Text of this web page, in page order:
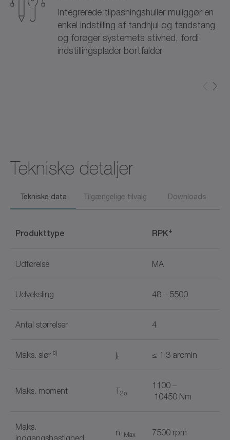
Integrerede tilpasningshuller muliggør en
enkel indstilling af tandhjul og tandstang
og forøger systemets stivhed, fordi
indstillingsplader bortfalder
Tekniske detaljer
Tekniske data Tilgængelige tilvalg Downloads
Produkttype RPK+
Udførelse MA
Udveksling 48 – 5500
Antal størrelser 4
Maks. slør c) jt ≤ 1,3 arcmin
Maks. moment T2α
1100 –
10450 Nm
Maks.
indgangshastighed
n1Max 7500 rpm